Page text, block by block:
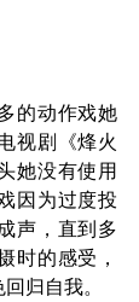
的动作戏她
视剧《烽火
她没有使用
因为过度投
声，直到多
时的感受，
归自我。